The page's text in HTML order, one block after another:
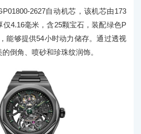
2627自动机芯，该机芯由173
4.16毫米，含25颗宝石，装配绿色P
能够提供54小时动力储存。通过透视
倒角、喷砂和珍珠纹润饰。